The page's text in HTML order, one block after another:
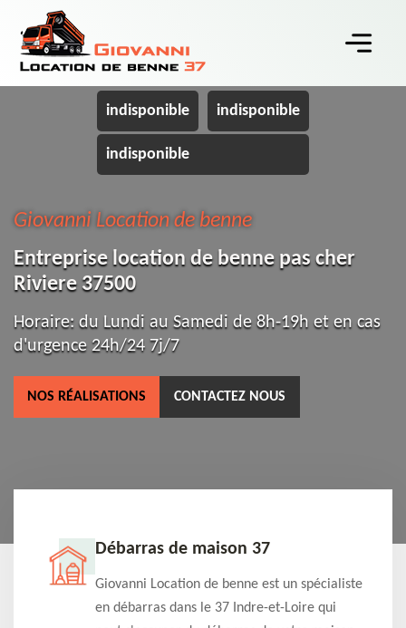
indisponible indisponible
indisponible
Giovanni Location de benne
Entreprise location de benne pas cher
Riviere 37500
Horaire: du Lundi au Samedi de 8h-19h et en cas
d'urgence 24h/24 7j/7
NOS RÉALISATIONS CONTACTEZ NOUS
Débarras de maison 37
Giovanni Location de benne est un spécialiste
en débarras dans le 37 Indre-et-Loire qui